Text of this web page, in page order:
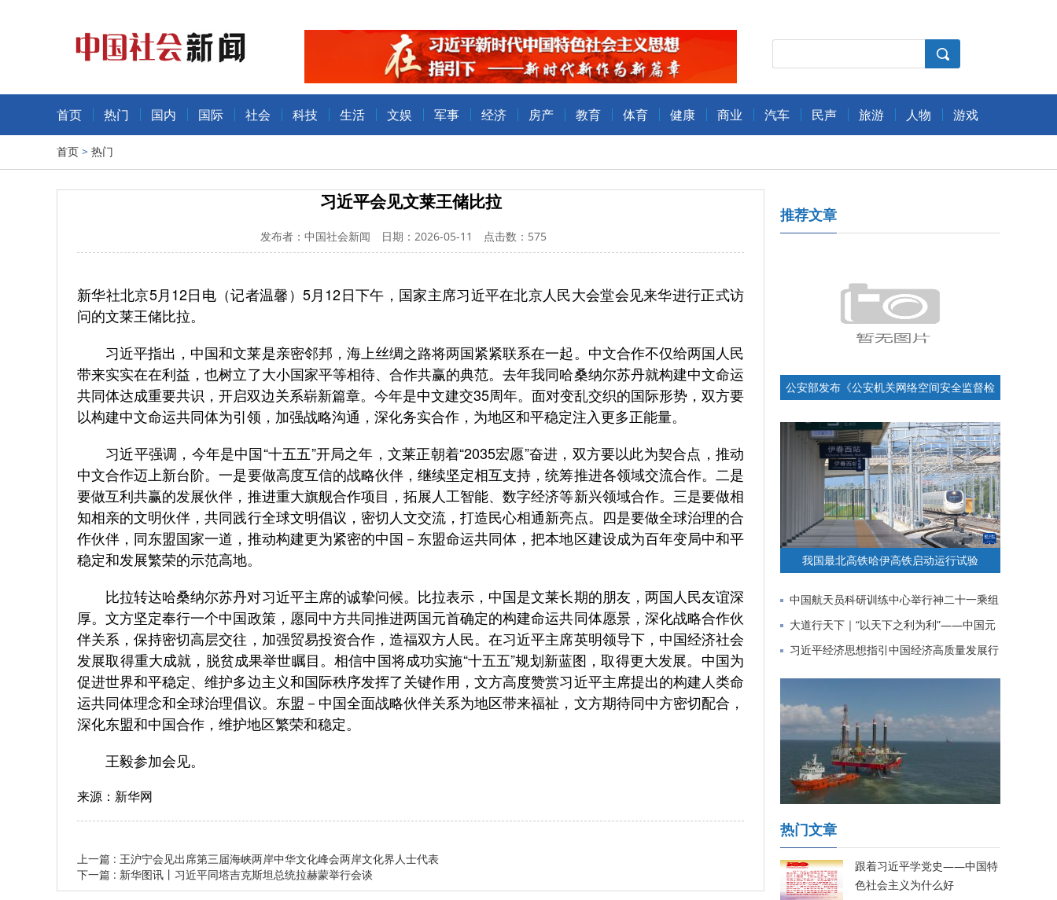
首页 热门 国内 国际 社会 科技 生活 文娱 军事 经济 房产 教育 体育 健康 商业 汽车 民声 旅游 人物 游戏
首页 > 热门
习近平会见文莱王储比拉
发布者：中国社会新闻 日期：2026-05-11 点击数： 575
新华社北京5月12日电（记者温馨）5月12日下午，国家主席习近平在北京人民大会堂会见来华进行正式访
问的文莱王储比拉。
习近平指出，中国和文莱是亲密邻邦，海上丝绸之路将两国紧紧联系在一起。中文合作不仅给两国人民
带来实实在在利益，也树立了大小国家平等相待、合作共赢的典范。去年我同哈桑纳尔苏丹就构建中文命运
共同体达成重要共识，开启双边关系崭新篇章。今年是中文建交35周年。面对变乱交织的国际形势，双方要
以构建中文命运共同体为引领，加强战略沟通，深化务实合作，为地区和平稳定注入更多正能量。
习近平强调，今年是中国“十五五”开局之年，文莱正朝着“2035宏愿”奋进，双方要以此为契合点，推动
中文合作迈上新台阶。一是要做高度互信的战略伙伴，继续坚定相互支持，统筹推进各领域交流合作。二是
要做互利共赢的发展伙伴，推进重大旗舰合作项目，拓展人工智能、数字经济等新兴领域合作。三是要做相
知相亲的文明伙伴，共同践行全球文明倡议，密切人文交流，打造民心相通新亮点。四是要做全球治理的合
作伙伴，同东盟国家一道，推动构建更为紧密的中国－东盟命运共同体，把本地区建设成为百年变局中和平
稳定和发展繁荣的示范高地。
比拉转达哈桑纳尔苏丹对习近平主席的诚挚问候。比拉表示，中国是文莱长期的朋友，两国人民友谊深
厚。文方坚定奉行一个中国政策，愿同中方共同推进两国元首确定的构建命运共同体愿景，深化战略合作伙
伴关系，保持密切高层交往，加强贸易投资合作，造福双方人民。在习近平主席英明领导下，中国经济社会
发展取得重大成就，脱贫成果举世瞩目。相信中国将成功实施“十五五”规划新蓝图，取得更大发展。中国为
促进世界和平稳定、维护多边主义和国际秩序发挥了关键作用，文方高度赞赏习近平主席提出的构建人类命
运共同体理念和全球治理倡议。东盟－中国全面战略伙伴关系为地区带来福祉，文方期待同中方密切配合，
深化东盟和中国合作，维护地区繁荣和稳定。
王毅参加会见。
来源：新华网
上一篇 : 王沪宁会见出席第三届海峡两岸中华文化峰会两岸文化界人士代表
下一篇 : 新华图讯丨习近平同塔吉克斯坦总统拉赫蒙举行会谈
推荐文章
公安部发布《公安机关网络空间安全监督检
我国最北高铁哈伊高铁启动运行试验
中国航天员科研训练中心举行神二十一乘组
与记者见面会
大道行天下｜“以天下之利为利”——中国元
首外交的世界情怀与大
习近平经济思想指引中国经济高质量发展行
稳致远
热门文章
跟着习近平学党史——中国特
色社会主义为什么好